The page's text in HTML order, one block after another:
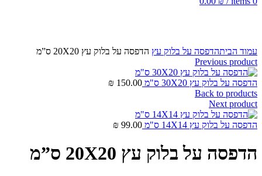
עמוד הביתהדפסה על בלוק עץ הדפסה על בלוק עץ 20X20 ס”מ
Previous product
הדפסה על בלוק עץ 30X20 ס"מ 150.00
₪
Back to products
Next product
הדפסה על בלוק עץ 14X14 ס"מ 99.00
₪
הדפסה על בלוק עץ 20X20 ס”מ